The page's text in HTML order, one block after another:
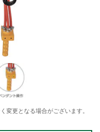
変更となる場合がございます。